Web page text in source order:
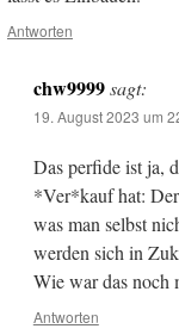
Antworten
chw9999 sagt:
19. August 2023 um
Das perfide ist ja,
*Ver*kauf hat:
was man selbst
werden sich in
Wie war das noch
Antworten